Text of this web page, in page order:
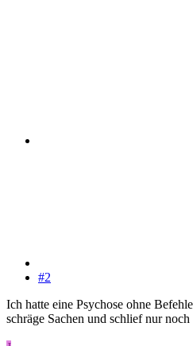
#2
Ich hatte eine Psychose ohne
schräge Sachen und schlief nur